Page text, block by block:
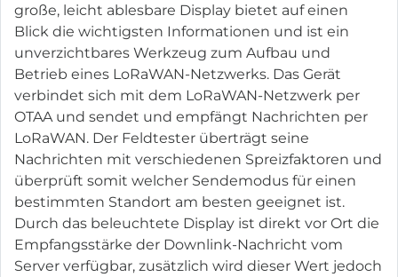
große, leicht ablesbare Display bietet auf einen
Blick die wichtigsten Informationen und ist ein
unverzichtbares Werkzeug zum Aufbau und
Betrieb eines LoRaWAN-Netzwerks. Das Gerät
verbindet sich mit dem LoRaWAN-Netzwerk per
OTAA und sendet und empfängt Nachrichten per
LoRaWAN. Der Feldtester überträgt seine
Nachrichten mit verschiedenen Spreizfaktoren und
überprüft somit welcher Sendemodus für einen
bestimmten Standort am besten geeignet ist.
Durch das beleuchtete Display ist direkt vor Ort die
Empfangsstärke der Downlink-Nachricht vom
Server verfügbar, zusätzlich wird dieser Wert jedoch